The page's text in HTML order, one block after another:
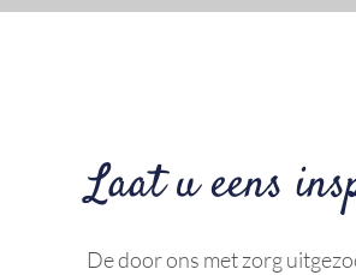
Laat u eens
De door ons met zorg